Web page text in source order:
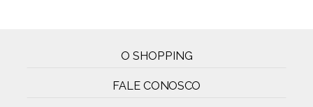
O SHOPPING
FALE CONOSCO